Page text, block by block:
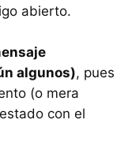
abierto.
algunos), pues
(o mera
con el